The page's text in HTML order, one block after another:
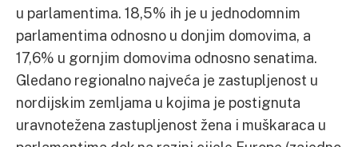
u parlamentima. 18,5% ih je u jednodomnim
parlamentima odnosno u donjim domovima, a
17,6% u gornjim domovima odnosno senatima.
Gledano regionalno najveća je zastupljenost u
nordijskim zemljama u kojima je postignuta
uravnotežena zastupljenost žena i muškaraca u